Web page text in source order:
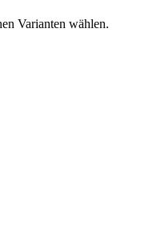
Varianten wählen.